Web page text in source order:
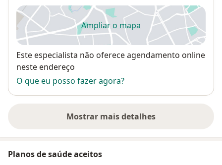
Ampliar o mapaabre num novo separador
Disponibilidade
Este especialista não oferece agendamento online
neste endereço
O que eu posso fazer agora?
Mostrar mais detalhes
sobre o endereço
Planos de saúde aceitos